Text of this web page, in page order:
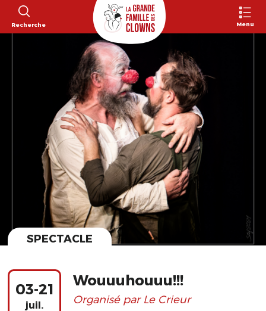
Recherche Menu
Wouuuhouuu!!!
SPECTACLE
Organisé par Le Crieur
03-21
juil.